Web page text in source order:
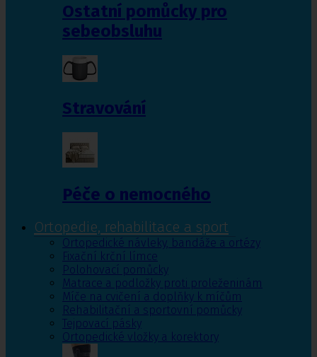
Ostatní pomůcky pro
sebeobsluhu
Stravování
Péče o nemocného
Ortopedie, rehabilitace a sport
Ortopedické návleky, bandáže a ortézy
Fixační krční límce
Polohovací pomůcky
Matrace a podložky proti proleženinám
Míče na cvičení a doplňky k míčům
Rehabilitační a sportovní pomůcky
Tejpovací pásky
Ortopedické vložky a korektory